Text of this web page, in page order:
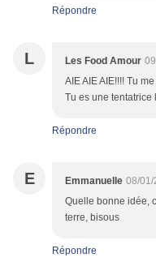
Répondre
L Les Food Amour
AIE AIE AIE!!!! Tu
Tu es une tentatrice
Répondre
E Emmanuelle 08/01/
Quelle bonne idée,
terre, bisous
Répondre